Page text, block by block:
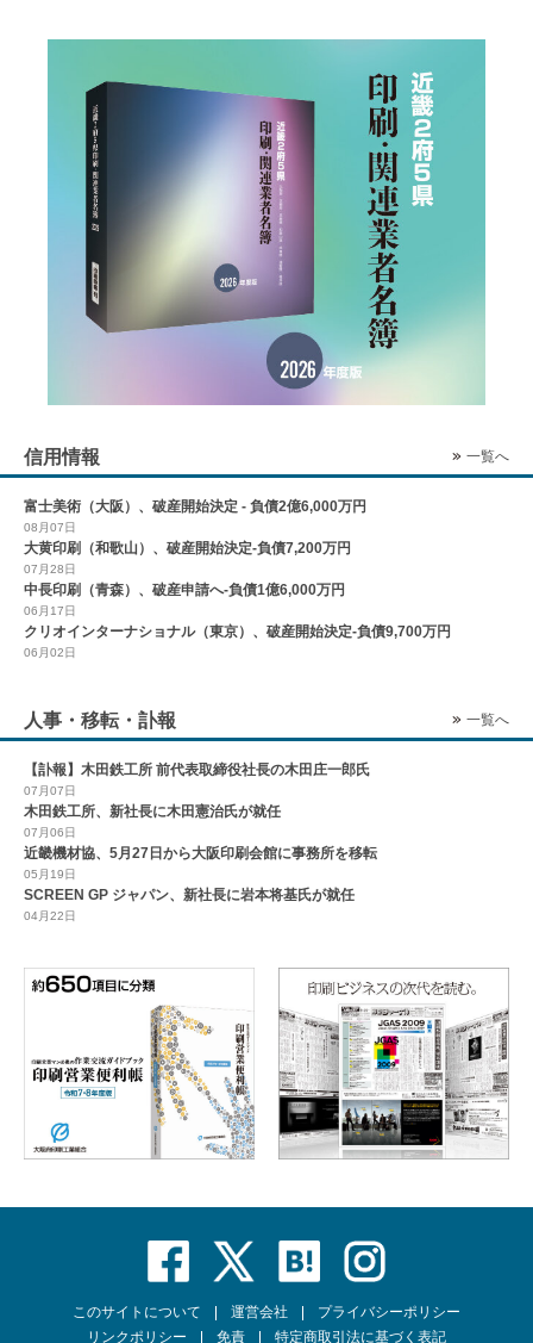
信用情報 一覧へ
富士美術（大阪）、破産開始決定 - 負債2億6,000万円
08月07日
大黄印刷（和歌山）、破産開始決定-負債7,200万円
07月28日
中長印刷（青森）、破産申請へ-負債1億6,000万円
06月17日
クリオインターナショナル（東京）、破産開始決定-負債9,700万円
06月02日
人事・移転・訃報 一覧へ
【訃報】木田鉄工所 前代表取締役社長の木田庄一郎氏
07月07日
木田鉄工所、新社長に木田憲治氏が就任
07月06日
近畿機材協、5月27日から大阪印刷会館に事務所を移転
05月19日
SCREEN GP ジャパン、新社長に岩本将基氏が就任
04月22日
このサイトについて 運営会社
プライバシーポリシー
リンクポリシー
免責 特定商取引法に基づく表記